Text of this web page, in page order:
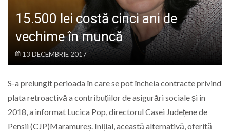
15.500 lei costă cinci ani de
vechime în muncă
13 DECEMBRIE 2017
S-a prelungit perioada în care se pot încheia contracte privind
plata retroactivă a contribuțiilor de asigurări sociale și în
2018, a informat Lucica Pop, directorul Casei Județene de
Pensii (CJP)Maramureș. Inițial, această alternativă, oferită